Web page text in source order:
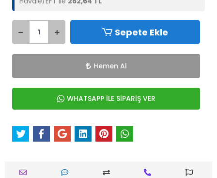
Sepete Ekle
Hemen Al
WHATSAPP İLE SİPARİŞ VER